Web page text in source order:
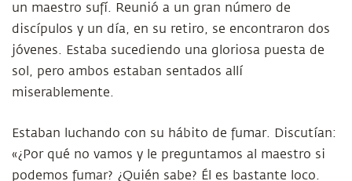
un maestro sufí. Reunió a un gran número de
discípulos y un día, en su retiro, se encontraron dos
jóvenes. Estaba sucediendo una gloriosa puesta de
sol, pero ambos estaban sentados allí
miserablemente.
Estaban luchando con su hábito de fumar. Discutían:
«¿Por qué no vamos y le preguntamos al maestro si
podemos fumar? ¿Quién sabe? Él es bastante loco.